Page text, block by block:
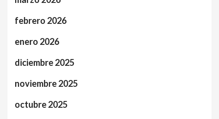
febrero 2026
enero 2026
diciembre 2025
noviembre 2025
octubre 2025